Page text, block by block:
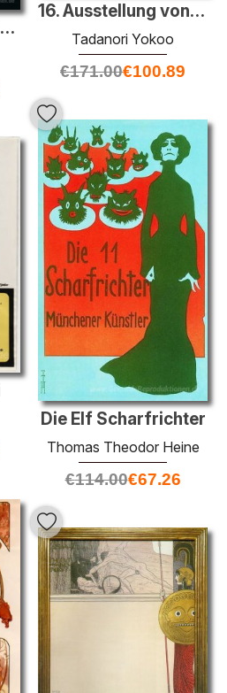
16. Ausstellung von Japan Advertising Künstler-Club
Tadanori Yokoo
€171.00€100.89
Bezahlt: Der Künstler hat wie alle anderen leben
Die Elf Scharfrichter
Thomas Theodor Heine
€114.00€67.26